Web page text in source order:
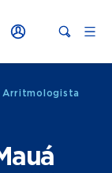
Arritmologista